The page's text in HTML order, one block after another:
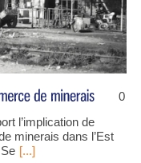
0
l’implication de
minerais dans l’Est
[...]